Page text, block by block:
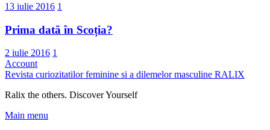
13 iulie 2016 1
Prima dată în Scoția?
2 iulie 2016 1
Account
Revista curiozitatilor feminine si a dilemelor masculine RALIX
Ralix the others. Discover Yourself
Main menu